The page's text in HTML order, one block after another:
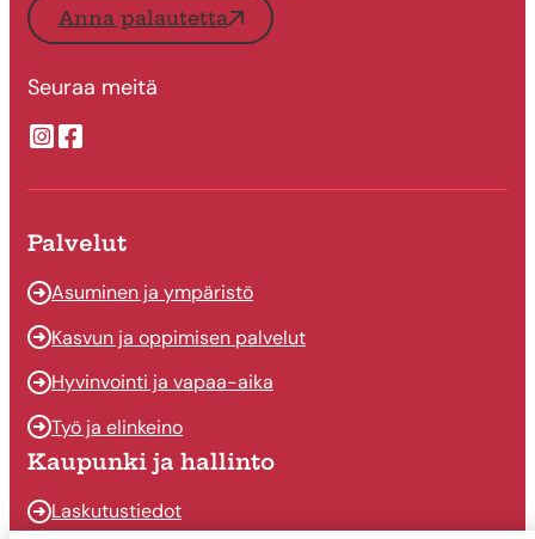
Anna palautetta
Seuraa meitä
Suonenjoen kaupungin Instragram
Suonenjoen kaupungin Facebook
Palvelut
Asuminen ja ympäristö
Kasvun ja oppimisen palvelut
Hyvinvointi ja vapaa-aika
Työ ja elinkeino
Kaupunki ja hallinto
Laskutustiedot